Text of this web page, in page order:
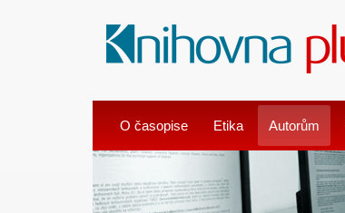
O časopise Etika Autorům